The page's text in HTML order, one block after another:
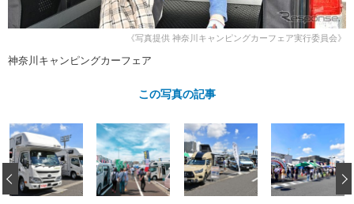
クト
ショップレポート プロショップ検索
レストア
カーメーカー「旧車」関連プロジ
イベント
《写真提供 神奈川キャンピングカーフェア実行委員会》
神奈川キャンピングカーフェア
この写真の記事
‹